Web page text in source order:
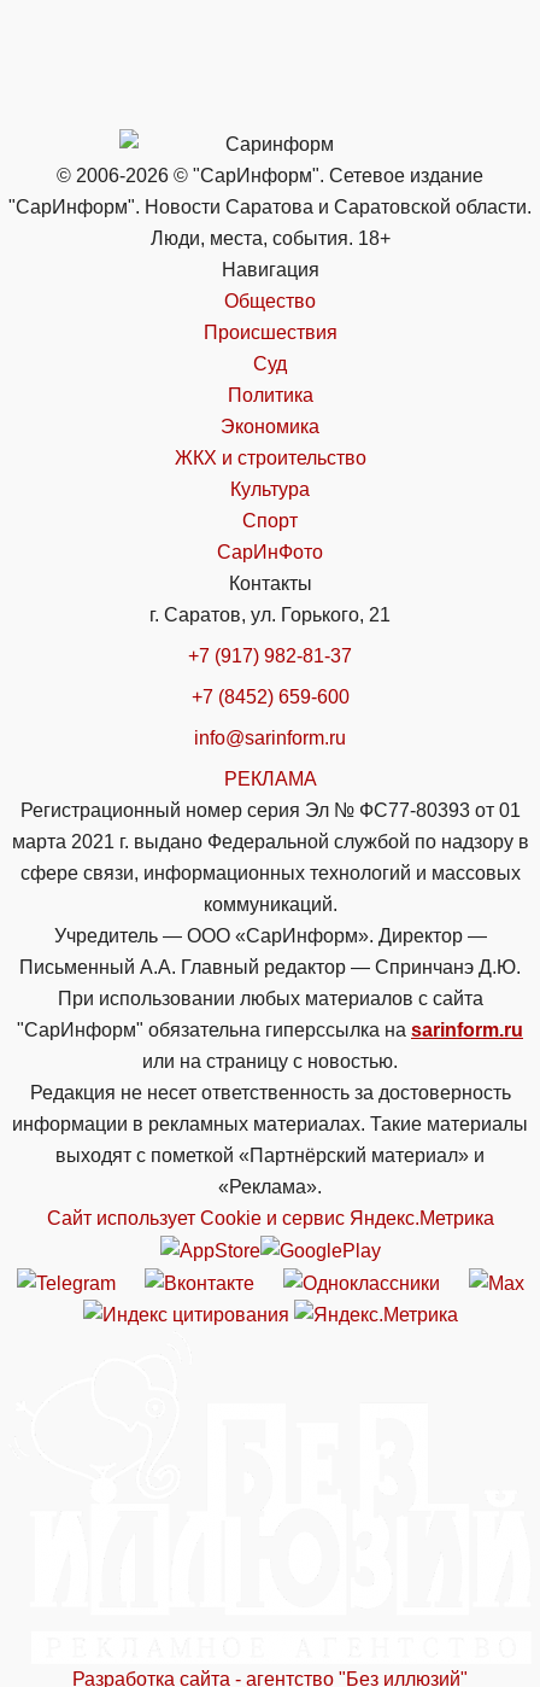
© 2006-2026 © "СарИнформ". Сетевое издание
"СарИнформ". Новости Саратова и Саратовской области.
Люди, места, события. 18+
Навигация
Общество
Происшествия
Суд
Политика
Экономика
ЖКХ и строительство
Культура
Спорт
СарИнФото
Контакты
г. Саратов, ул. Горького, 21
+7 (917) 982-81-37
+7 (8452) 659-600
info@sarinform.ru
РЕКЛАМА
Регистрационный номер серия Эл № ФС77-80393 от 01
марта 2021 г. выдано Федеральной службой по надзору в
сфере связи, информационных технологий и массовых
коммуникаций.
Учредитель — ООО «СарИнформ». Директор —
Письменный А.А. Главный редактор — Спринчанэ Д.Ю.
При использовании любых материалов с сайта
"СарИнформ" обязательна гиперссылка на sarinform.ru
или на страницу с новостью.
Редакция не несет ответственность за достоверность
информации в рекламных материалах. Такие материалы
выходят с пометкой «Партнёрский материал» и
«Реклама».
Сайт использует Cookie и сервиc Яндекс.Метрика
Разработка сайта - агентство "Без иллюзий"